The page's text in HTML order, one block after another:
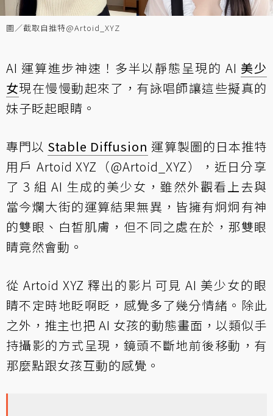
圖／截取自推特@Artoid_XYZ
AI 運算進步神速！多半以靜態呈現的 AI 美少
女現在慢慢動起來了，有詠唱師讓這些擬真的
妹子眨起眼睛。
專門以 Stable Diffusion 運算製圖的日本推特
用戶 Artoid XYZ（@Artoid_XYZ），近日分享
了 3 組 AI 生成的美少女，雖然外觀看上去與
當今爛大街的運算結果無異，皆擁有炯炯有神
的雙眼、白皙肌膚，但不同之處在於，那雙眼
睛竟然會動。
從 Artoid XYZ 釋出的影片可見 AI 美少女的眼
睛不定時地眨啊眨，感覺多了幾分情緒。除此
之外，推主也把 AI 女孩的動態畫面，以類似手
持攝影的方式呈現，鏡頭不斷地前後移動，有
那麼點跟女孩互動的感覺。